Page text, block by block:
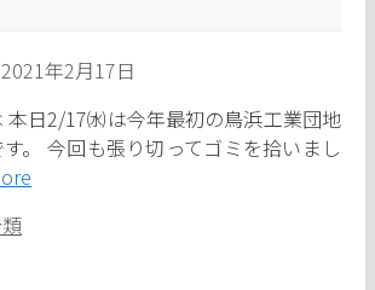
2021年2月17日
本日2/17㈬は今年最初の鳥浜工業団地
。 今回も張り切ってゴミを拾いまし